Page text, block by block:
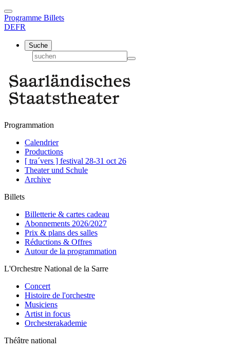
Programme Billets
DEFR
Suche
Programmation
Calendrier
Productions
[ tra´vers ] festival 28-31 oct 26
Theater und Schule
Archive
Billets
Billetterie & cartes cadeau
Abonnements 2026/2027
Prix & plans des salles
Réductions & Offres
Autour de la programmation
L'Orchestre National de la Sarre
Concert
Histoire de l'orchestre
Musiciens
Artist in focus
Orchesterakademie
Théâtre national